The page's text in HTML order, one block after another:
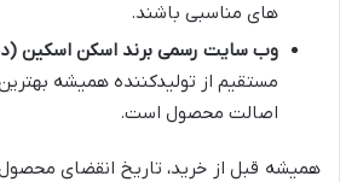
های مناسبی باشند.
وب سایت رسمی برند اسکن اسکین
مستقیم از تولیدکننده همیشه بهترین
اصالت محصول است.
همیشه قبل از خرید، تاریخ انقضای محصول